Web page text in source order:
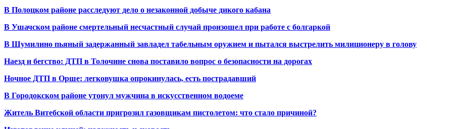
В Полоцком районе расследуют дело о незаконной добыче дикого кабана
В Ушачском районе смертельный несчастный случай произошел при работе с болгаркой
В Шумилино пьяный задержанный завладел табельным оружием и пытался выстрелить милиционеру в голову
Наезд и бегство: ДТП в Толочине снова поставило вопрос о безопасности на дорогах
Ночное ДТП в Орше: легковушка опрокинулась, есть пострадавший
В Городокском районе утонул мужчина в искусственном водоеме
Житель Витебской области пригрозил газовщикам пистолетом: что стало причиной?